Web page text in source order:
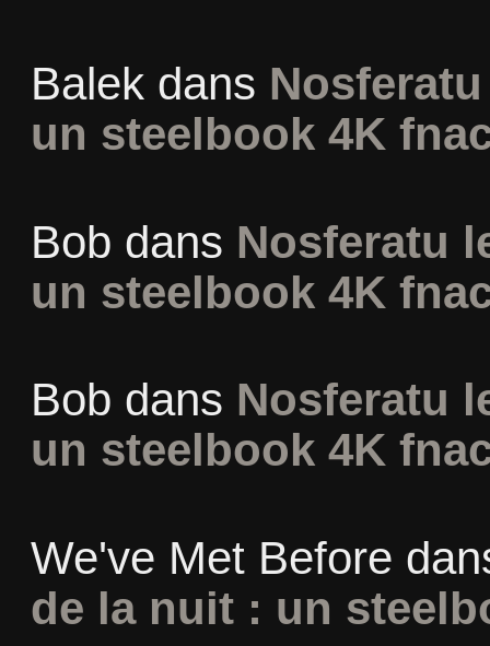
Balekdans
un steelbook 4K
Bob dans Nosferatu
un steelbook 4K
Bob dans Nosferatu
un steelbook 4K
We've Met Before
de la nuit : un